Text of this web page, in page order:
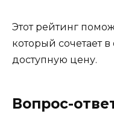
Этот рейтинг
который сочетает
доступную цену.
Вопрос-